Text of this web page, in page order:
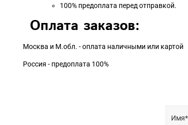
100% предоплата перед отправкой.
Оплата заказов:
Москва и М.обл. - оплата наличными или
Россия - предоплата 100%